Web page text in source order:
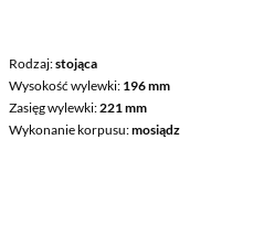
Rodzaj stojąca
Wysokość wylewki 196 mm
Zasięg wylewki 221 mm
Wykonanie korpusu mosiądz